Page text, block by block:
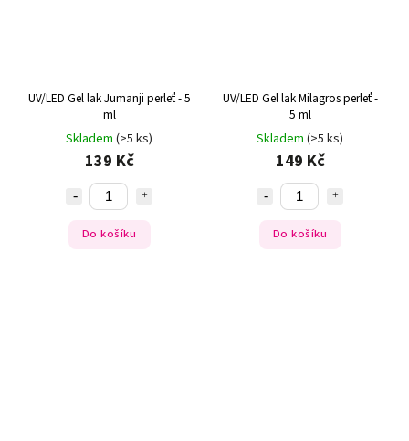
UV/LED Gel lak Jumanji perleť - 5
ml
Skladem (>5 ks)
139 Kč
Do košíku
UV/LED Gel lak Milagros perleť -
5 ml
Skladem (>5 ks)
149 Kč
Do košíku